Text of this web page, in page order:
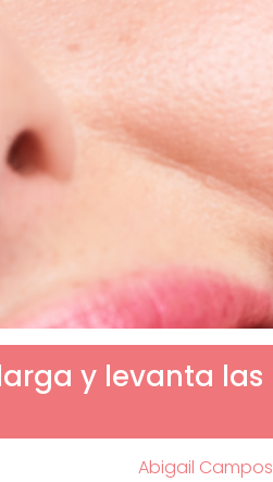
y levanta las
Abigail Campos